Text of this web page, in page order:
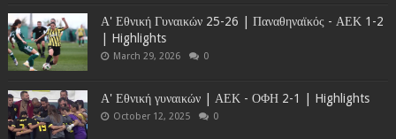
Α' Εθνική Γυναικών 25-26 | Παναθηναϊκός - ΑΕΚ 1-2
| Highlights
March 29, 2026 0
Α' Εθνική γυναικών | ΑΕΚ - ΟΦΗ 2-1 | Highlights
October 12, 2025 0